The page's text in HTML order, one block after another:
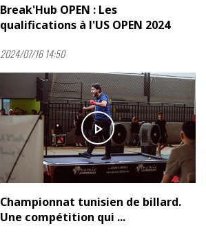
Break'Hub OPEN : Les
qualifications à l'US OPEN 2024
2024/07/16 14:50
play_arrow
Championnat tunisien de billard.
Une compétition qui ...